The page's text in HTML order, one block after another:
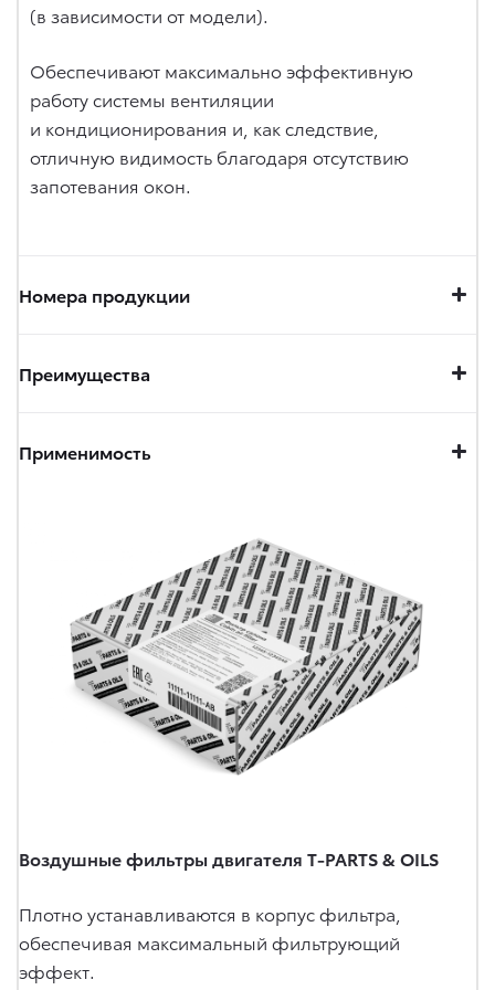
(в зависимости от модели).
Обеспечивают максимально эффективную
работу системы вентиляции
и кондиционирования и, как следствие,
отличную видимость благодаря отсутствию
запотевания окон.
Номера продукции
Преимущества
Применимость
Воздушные фильтры двигателя T-PARTS & OILS
Плотно устанавливаются в корпус фильтра,
обеспечивая максимальный фильтрующий
эффект.